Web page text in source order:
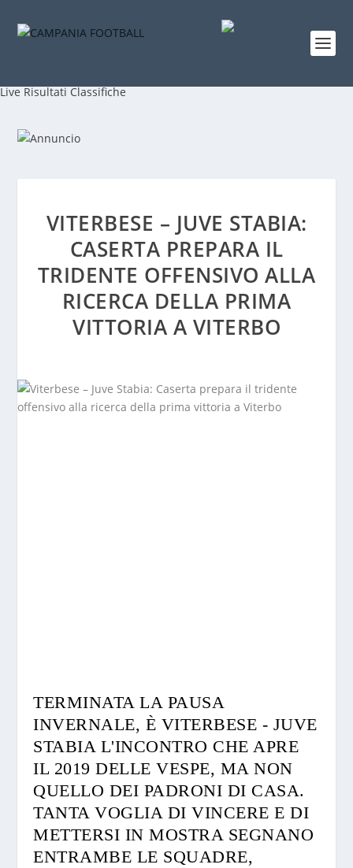
Live Risultati Classifiche
VITERBESE – JUVE STABIA:
CASERTA PREPARA IL
TRIDENTE OFFENSIVO ALLA
RICERCA DELLA PRIMA
VITTORIA A VITERBO
TERMINATA LA PAUSA
INVERNALE, È VITERBESE - JUVE
STABIA L'INCONTRO CHE APRE
IL 2019 DELLE VESPE, MA NON
QUELLO DEI PADRONI DI CASA.
TANTA VOGLIA DI VINCERE E DI
METTERSI IN MOSTRA SEGNANO
ENTRAMBE LE SQUADRE,